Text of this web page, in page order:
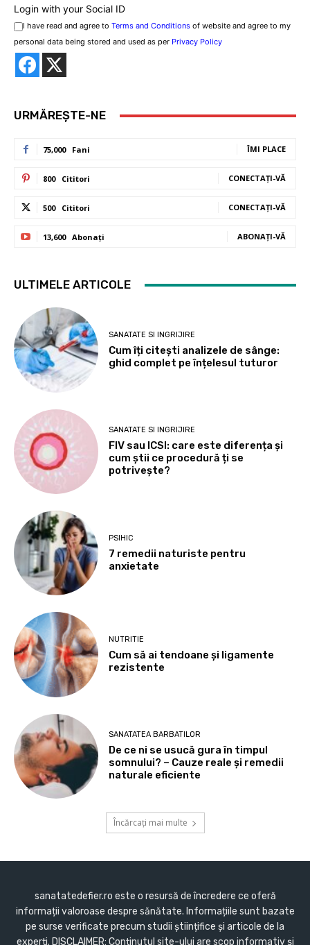
Login with your Social ID
I have read and agree to Terms and Conditions of website and agree to my
personal data being stored and used as per Privacy Policy
URMĂREȘTE-NE
75,000 Fani ÎMI PLACE
800 Cititori CONECTAȚI-VĂ
500 Cititori CONECTAȚI-VĂ
13,600 Abonați ABONAȚI-VĂ
ULTIMELE ARTICOLE
SANATATE SI INGRIJIRE
Cum îți citești analizele de sânge:
ghid complet pe înțelesul tuturor
SANATATE SI INGRIJIRE
FIV sau ICSI: care este diferența și
cum știi ce procedură ți se
potrivește?
PSIHIC
7 remedii naturiste pentru
anxietate
NUTRITIE
Cum să ai tendoane şi ligamente
rezistente
SANATATEA BARBATILOR
De ce ni se usucă gura în timpul
somnului? – Cauze reale și remedii
naturale eficiente
Încărcați mai multe
sanatatedefier.ro este o resursă de încredere ce oferă
informații valoroase despre sănătate. Informațiile sunt bazate
pe surse verificate precum studii științifice și articole de la
experți. DISCLAIMER: Conținutul site-ului are scop informativ și